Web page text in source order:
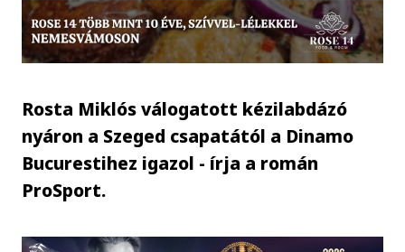
Rosta Miklós válogatott kézilabdázó
nyáron a Szeged csapatától a Dinamo
Bucurestihez igazol - írja a román
ProSport.